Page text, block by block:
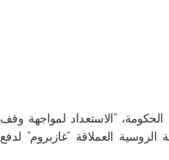
“الاستعداد لمواجهة وقف
العملاقة “غازبروم” لدفع